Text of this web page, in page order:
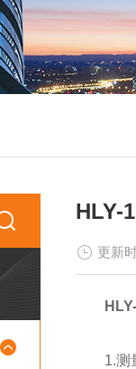
HLY-
更新
1.测量